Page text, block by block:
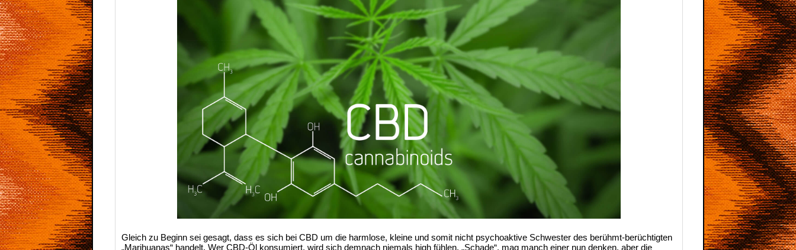
Gleich zu Beginn sei gesagt, dass es sich bei CBD um die harmlose, kleine und somit nicht psychoaktive Schwester des berühmt-berüchtigten
„Marihuanas“ handelt. Wer CBD-Öl konsumiert, wird sich demnach niemals high fühlen. „Schade“, mag manch einer nun denken, aber die